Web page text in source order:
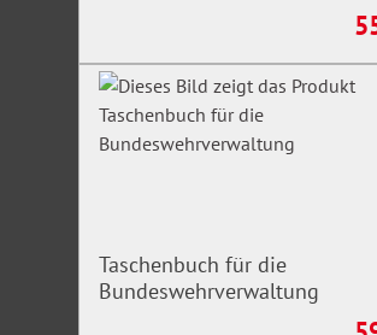
Taschenbuch für die
Bundeswehrverwaltung